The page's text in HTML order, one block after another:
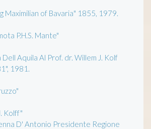
Maximilian of Bavaria" 1855, 1979.
P.H.S. Mante"
Dell Aquila Al Prof. dr. Willem J. Kolf
1981.
Kolff"
D' Antonio Presidente Regione